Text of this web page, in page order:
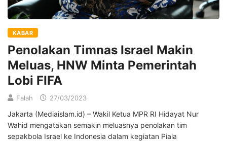
KABAR
Penolakan Timnas Israel Makin
Meluas, HNW Minta Pemerintah
Lobi FIFA
Falah 27/03/2023
Jakarta (Mediaislam.id) – Wakil Ketua MPR RI Hidayat Nur
Wahid mengatakan semakin meluasnya penolakan tim
sepakbola Israel ke Indonesia dalam kegiatan Piala